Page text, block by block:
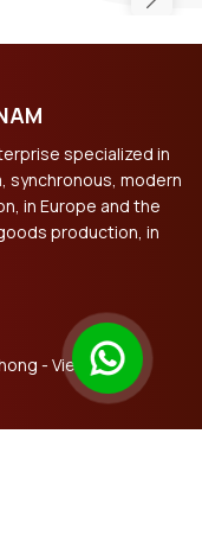
specialized in
synchronous, modern
in Europe and the
production, in
- Vietnam